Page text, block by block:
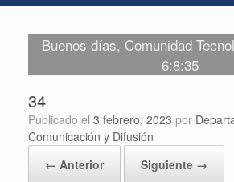
Buenos días, Comunidad
6:8:35
34
Publicado el 3 febrero, 2023 por
Comunicación y Difusión
← Anterior
Siguiente →